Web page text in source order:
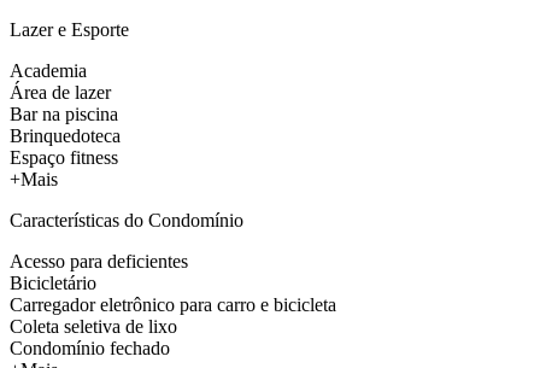
Lazer e Esporte
Academia
Área de lazer
Bar na piscina
Brinquedoteca
Espaço fitness
+Mais
Características do Condomínio
Acesso para deficientes
Bicicletário
Carregador eletrônico para carro e bicicleta
Coleta seletiva de lixo
Condomínio fechado